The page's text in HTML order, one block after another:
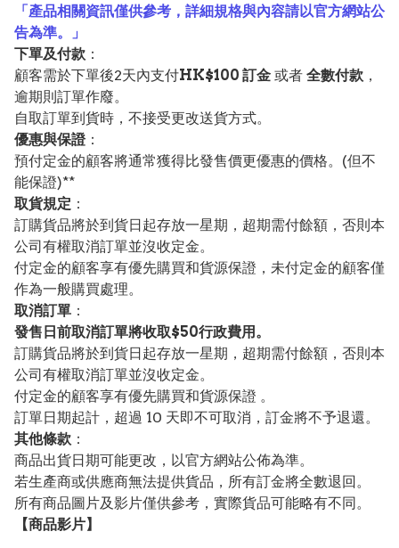
「產品相關資訊僅供參考，詳細規格與內容請以官方網站公
告為準。」
下單及付款 ：
顧客需於下單後2天內支付HK$100 訂金 或者 全數付款 ，
逾期則訂單作廢。
自取訂單到貨時，不接受更改送貨方式。
優惠與保證：
預付定金的顧客將通常獲得比發售價更優惠的價格。(但不
能保證)**
取貨規定 ：
訂購貨品將於到貨日起存放一星期，超期需付餘額，否則本
公司有權取消訂單並沒收定金。
付定金的顧客享有優先購買和貨源保證，未付定金的顧客僅
作為一般購買處理。
取消訂單 ：
發售日前取消訂單將收取$50行政費用。
訂購貨品將於到貨日起存放一星期，超期需付餘額，否則本
公司有權取消訂單並沒收定金。
付定金的顧客享有優先購買和貨源保證 。
訂單日期起計，超過 10 天即不可取消，訂金將不予退還。
其他條款 ：
商品出貨日期可能更改，以官方網站公佈為準。
若生產商或供應商無法提供貨品，所有訂金將全數退回。
所有商品圖片及影片僅供參考，實際貨品可能略有不同。
【商品影片】